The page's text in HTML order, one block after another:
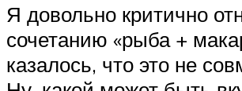
Я довольно критично
сочетанию «рыба +
казалось, что это не